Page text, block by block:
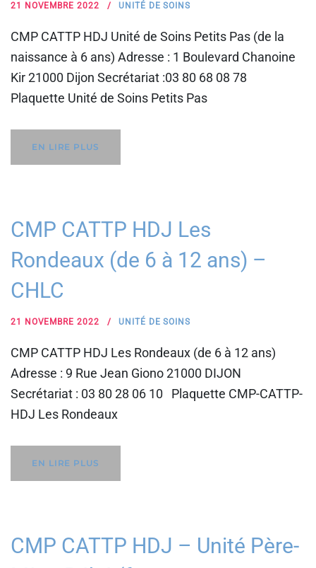
21 NOVEMBRE 2022 UNITÉ DE SOINS
CMP CATTP HDJ Unité de Soins Petits Pas (de la
naissance à 6 ans) Adresse : 1 Boulevard Chanoine
Kir 21000 Dijon Secrétariat :03 80 68 08 78
Plaquette Unité de Soins Petits Pas
EN LIRE PLUS
CMP CATTP HDJ Les
Rondeaux (de 6 à 12 ans) –
CHLC
21 NOVEMBRE 2022 UNITÉ DE SOINS
CMP CATTP HDJ Les Rondeaux (de 6 à 12 ans)
Adresse : 9 Rue Jean Giono 21000 DIJON
Secrétariat : 03 80 28 06 10 Plaquette CMP-CATTP-
HDJ Les Rondeaux
EN LIRE PLUS
CMP CATTP HDJ – Unité Père-